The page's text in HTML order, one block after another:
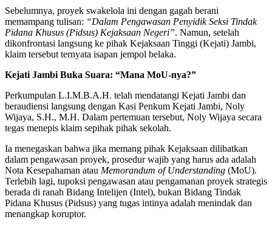
Sebelumnya, proyek swakelola ini dengan gagah berani
memampang tulisan: “Dalam Pengawasan Penyidik Seksi Tindak
Pidana Khusus (Pidsus) Kejaksaan Negeri”. Namun, setelah
dikonfrontasi langsung ke pihak Kejaksaan Tinggi (Kejati) Jambi,
klaim tersebut ternyata isapan jempol belaka.
Kejati Jambi Buka Suara: “Mana MoU-nya?”
Perkumpulan L.I.M.B.A.H. telah mendatangi Kejati Jambi dan
beraudiensi langsung dengan Kasi Penkum Kejati Jambi, Noly
Wijaya, S.H., M.H. Dalam pertemuan tersebut, Noly Wijaya secara
tegas menepis klaim sepihak pihak sekolah.
Ia menegaskan bahwa jika memang pihak Kejaksaan dilibatkan
dalam pengawasan proyek, prosedur wajib yang harus ada adalah
Nota Kesepahaman atau Memorandum of Understanding (MoU).
Terlebih lagi, tupoksi pengawasan atau pengamanan proyek strategis
berada di ranah Bidang Intelijen (Intel), bukan Bidang Tindak
Pidana Khusus (Pidsus) yang tugas intinya adalah menindak dan
menangkap koruptor.